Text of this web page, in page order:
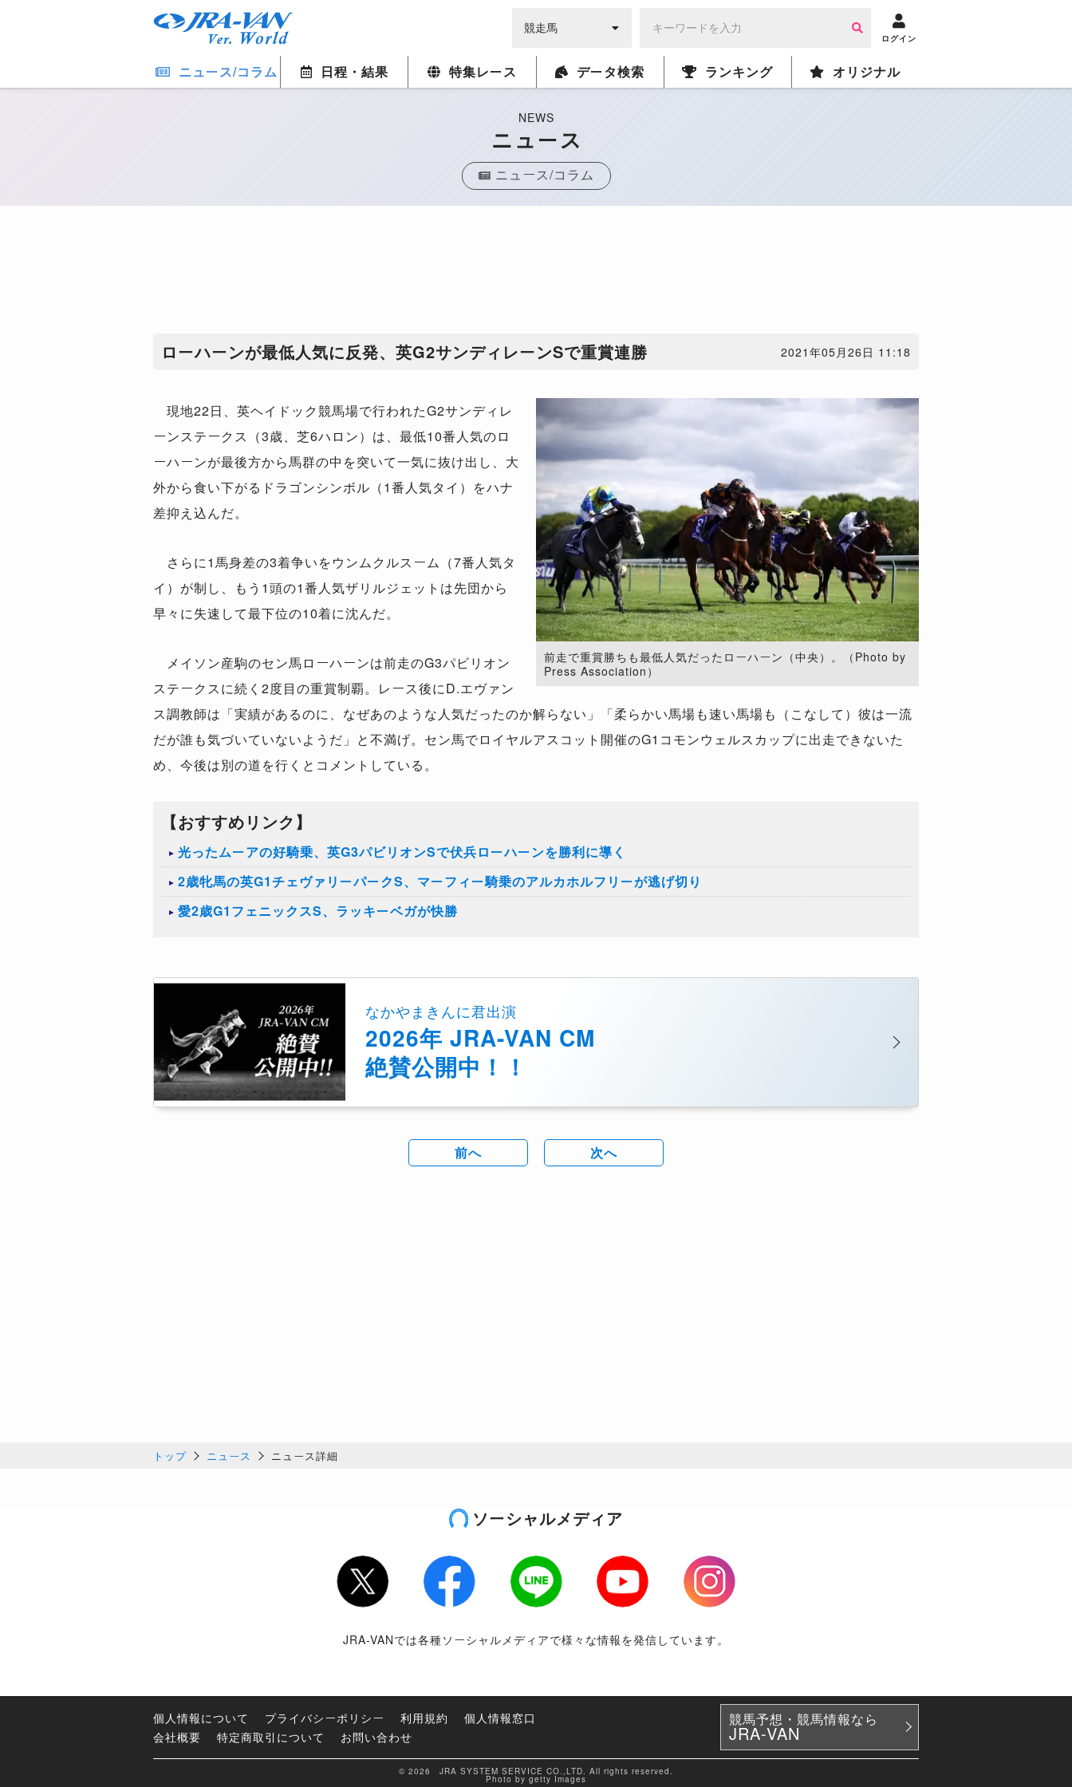
ログイン
ニュース/コラム 日程・結果 特集レース データ検索 ランキング オリジナル
NEWS
ニュース
ニュース/コラム
ローハーンが最低人気に反発、英G2サンディレーンSで重賞連勝 2021年05月26日 11:18
前走で重賞勝ちも最低人気だったローハーン（中央）。（Photo by
Press Association）
現地22日、英ヘイドック競馬場で行われたG2サンディレ
ーンステークス（3歳、芝6ハロン）は、最低10番人気のロ
ーハーンが最後方から馬群の中を突いて一気に抜け出し、大
外から食い下がるドラゴンシンボル（1番人気タイ）をハナ
差抑え込んだ。
さらに1馬身差の3着争いをウンムクルスーム（7番人気タ
イ）が制し、もう1頭の1番人気ザリルジェットは先団から
早々に失速して最下位の10着に沈んだ。
メイソン産駒のセン馬ローハーンは前走のG3パビリオン
ステークスに続く2度目の重賞制覇。レース後にD.エヴァン
ス調教師は「実績があるのに、なぜあのような人気だったのか解らない」「柔らかい馬場も速い馬場も（こなして）彼は一流
だが誰も気づいていないようだ」と不満げ。セン馬でロイヤルアスコット開催のG1コモンウェルスカップに出走できないた
め、今後は別の道を行くとコメントしている。
【おすすめリンク】
光ったムーアの好騎乗、英G3パビリオンSで伏兵ローハーンを勝利に導く
2歳牝馬の英G1チェヴァリーパークS、マーフィー騎乗のアルカホルフリーが逃げ切り
愛2歳G1フェニックスS、ラッキーベガが快勝
なかやまきんに君出演
2026年 JRA-VAN CM
絶賛公開中！！
前へ 次へ
トップ ニュース ニュース詳細
ソーシャルメディア
Twitter Facebook LINE Youtube
Instagram
JRA-VANでは各種ソーシャルメディアで様々な情報を発信しています。
個人情報について プライバシーポリシー 利用規約
個人情報窓口
会社概要
特定商取引について お問い合わせ
競馬予想・競馬情報なら
JRA-VAN
© 2026 JRA SYSTEM SERVICE CO.,LTD. All rights reserved.
Photo by getty Images